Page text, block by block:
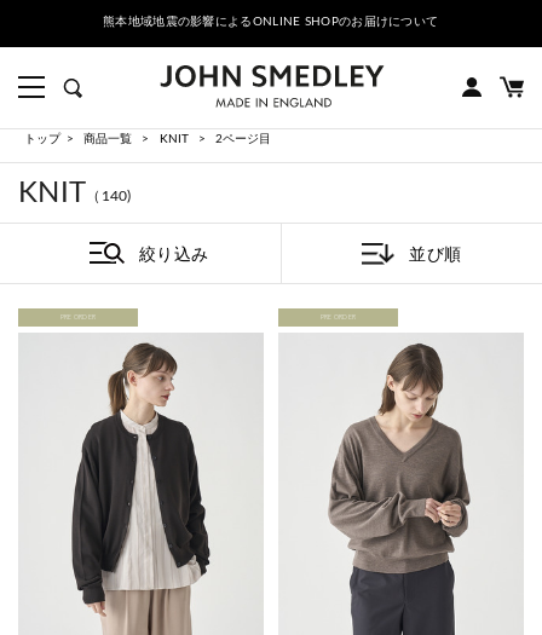
熊本地域地震の影響によるONLINE SHOPのお届けについて
トップ 商品一覧 KNIT 2ページ目
KNIT （140)
絞り込み 並び順
PRE ORDER PRE ORDER